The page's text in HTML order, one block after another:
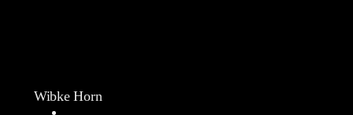
Wibke Horn